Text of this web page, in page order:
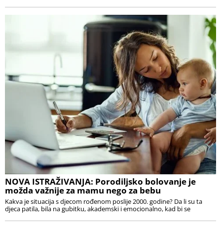
NOVA ISTRAŽIVANJA: Porodiljsko bolovanje je
možda važnije za mamu nego za bebu
Kakva je situacija s djecom rođenom poslije 2000. godine? Da li su ta
djeca patila, bila na gubitku, akademski i emocionalno, kad bi se